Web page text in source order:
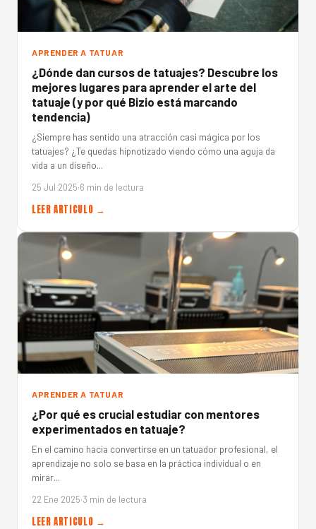
APRENDER A TATUAR
¿Dónde dan cursos de tatuajes? Descubre los
mejores lugares para aprender el arte del
tatuaje (y por qué Bizio está marcando
tendencia)
¿Siempre has sentido una atracción casi mágica por los
tatuajes? ¿Te quedas hipnotizado viendo cómo una aguja da
vida a un diseño...
25 Jul 2025·6 min de lectura
LEER ARTICULO →
APRENDER A TATUAR
¿Por qué es crucial estudiar con mentores
experimentados en tatuaje?
En el camino hacia convertirse en un tatuador profesional, el
aprendizaje no solo se basa en la práctica individual o en
mirar...
22 Ene 2025·3 min de lectura
LEER ARTICULO →